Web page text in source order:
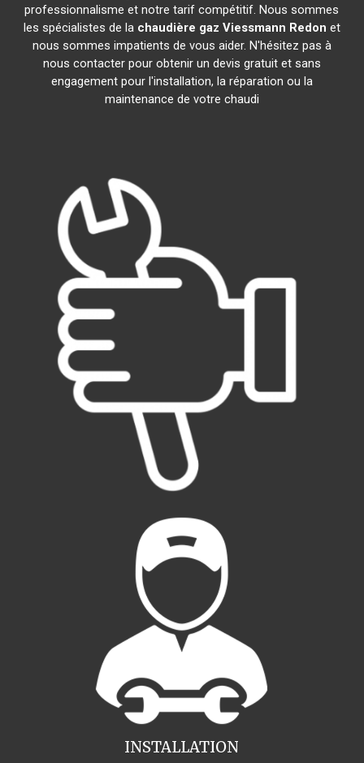
professionnalisme et notre tarif compétitif. Nous sommes
les spécialistes de la chaudière gaz Viessmann Redon et
nous sommes impatients de vous aider. N'hésitez pas à
nous contacter pour obtenir un devis gratuit et sans
engagement pour l'installation, la réparation ou la
maintenance de votre chaudi
INSTALLATION